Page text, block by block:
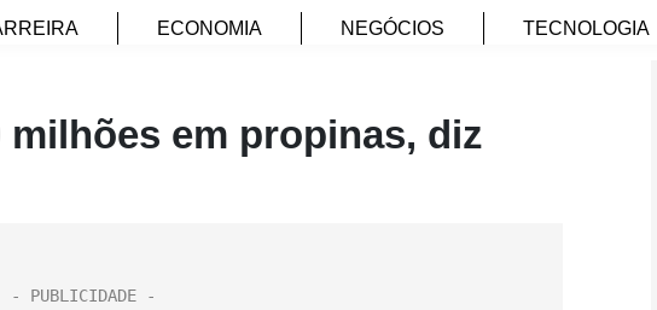
ECONOMIA NEGÓCIOS TECNOLOGIA
em propinas, diz